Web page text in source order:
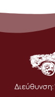
Διεύθυνση: